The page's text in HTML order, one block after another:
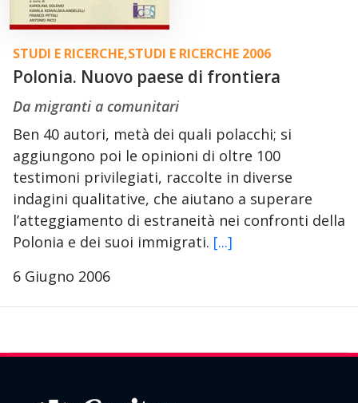
STUDI E RICERCHE,STUDI E RICERCHE 2006
Polonia. Nuovo paese di frontiera
Da migranti a comunitari
Ben 40 autori, metà dei quali polacchi; si
aggiungono poi le opinioni di oltre 100
testimoni privilegiati, raccolte in diverse
indagini qualitative, che aiutano a superare
l’atteggiamento di estraneità nei confronti della
Polonia e dei suoi immigrati. [...]
6 Giugno 2006